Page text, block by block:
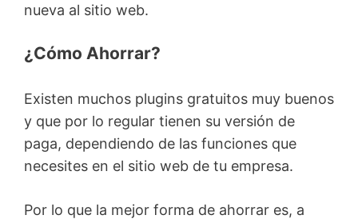
nueva al sitio web.
¿Cómo Ahorrar?
Existen muchos plugins gratuitos muy buenos
y que por lo regular tienen su versión de
paga, dependiendo de las funciones que
necesites en el sitio web de tu empresa.
Por lo que la mejor forma de ahorrar es, a